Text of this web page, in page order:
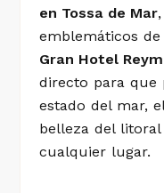
DE MAR
EN LA COSTA
en Tossa de Mar
emblemáticos de
Gran Hotel
directo para que
estado del mar,
belleza del
cualquier lugar.